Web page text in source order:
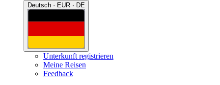
Deutsch · EUR · DE
Unterkunft registrieren
Meine Reisen
Feedback